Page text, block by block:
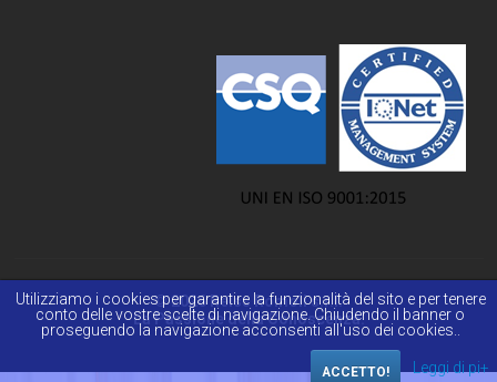
© 2026 Reiss Romoli s.r.l.
La Passione della Conoscenza.
Utilizziamo i cookies per garantire la funzionalità del sito e per tenere
conto delle vostre scelte di navigazione. Chiudendo il banner o
proseguendo la navigazione acconsenti all'uso dei cookies..
ACCETTO! Leggi di pi+